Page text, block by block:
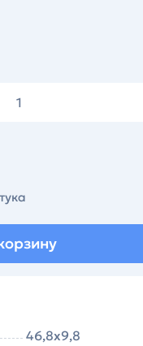
46,8х9,8